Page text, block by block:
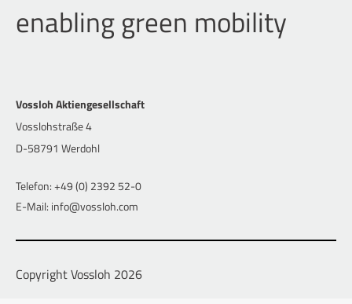
enabling green mobility
Vossloh Aktiengesellschaft
Vosslohstraße 4
D-58791 Werdohl
Telefon: +49 (0) 2392 52-0
E-Mail: info@vossloh.com
Copyright Vossloh 2026